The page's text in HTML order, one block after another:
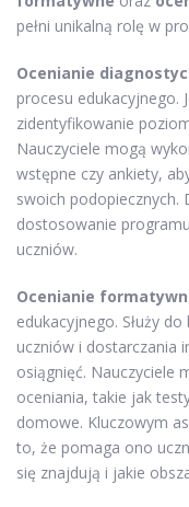
pełni unikalną rolę w
Ocenianie
procesu edukacyjnego.
zidentyfikowanie
Nauczyciele mogą
wstępne czy ankiety,
swoich podopiecznych.
dostosowanie
uczniów.
Ocenianie
edukacyjnego. Służy
uczniów i dostarczania
osiągnięć. Nauczyciele
oceniania, takie jak
domowe. Kluczowym
to, że pomaga ono
się znajdują i jakie